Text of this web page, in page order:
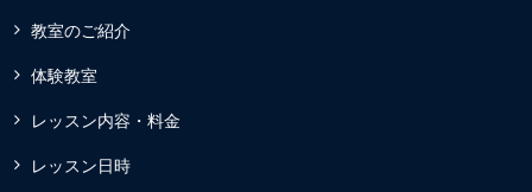
教室のご紹介
体験教室
レッスン内容・料金
レッスン日時